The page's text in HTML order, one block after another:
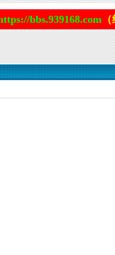
bbs.939168.com（